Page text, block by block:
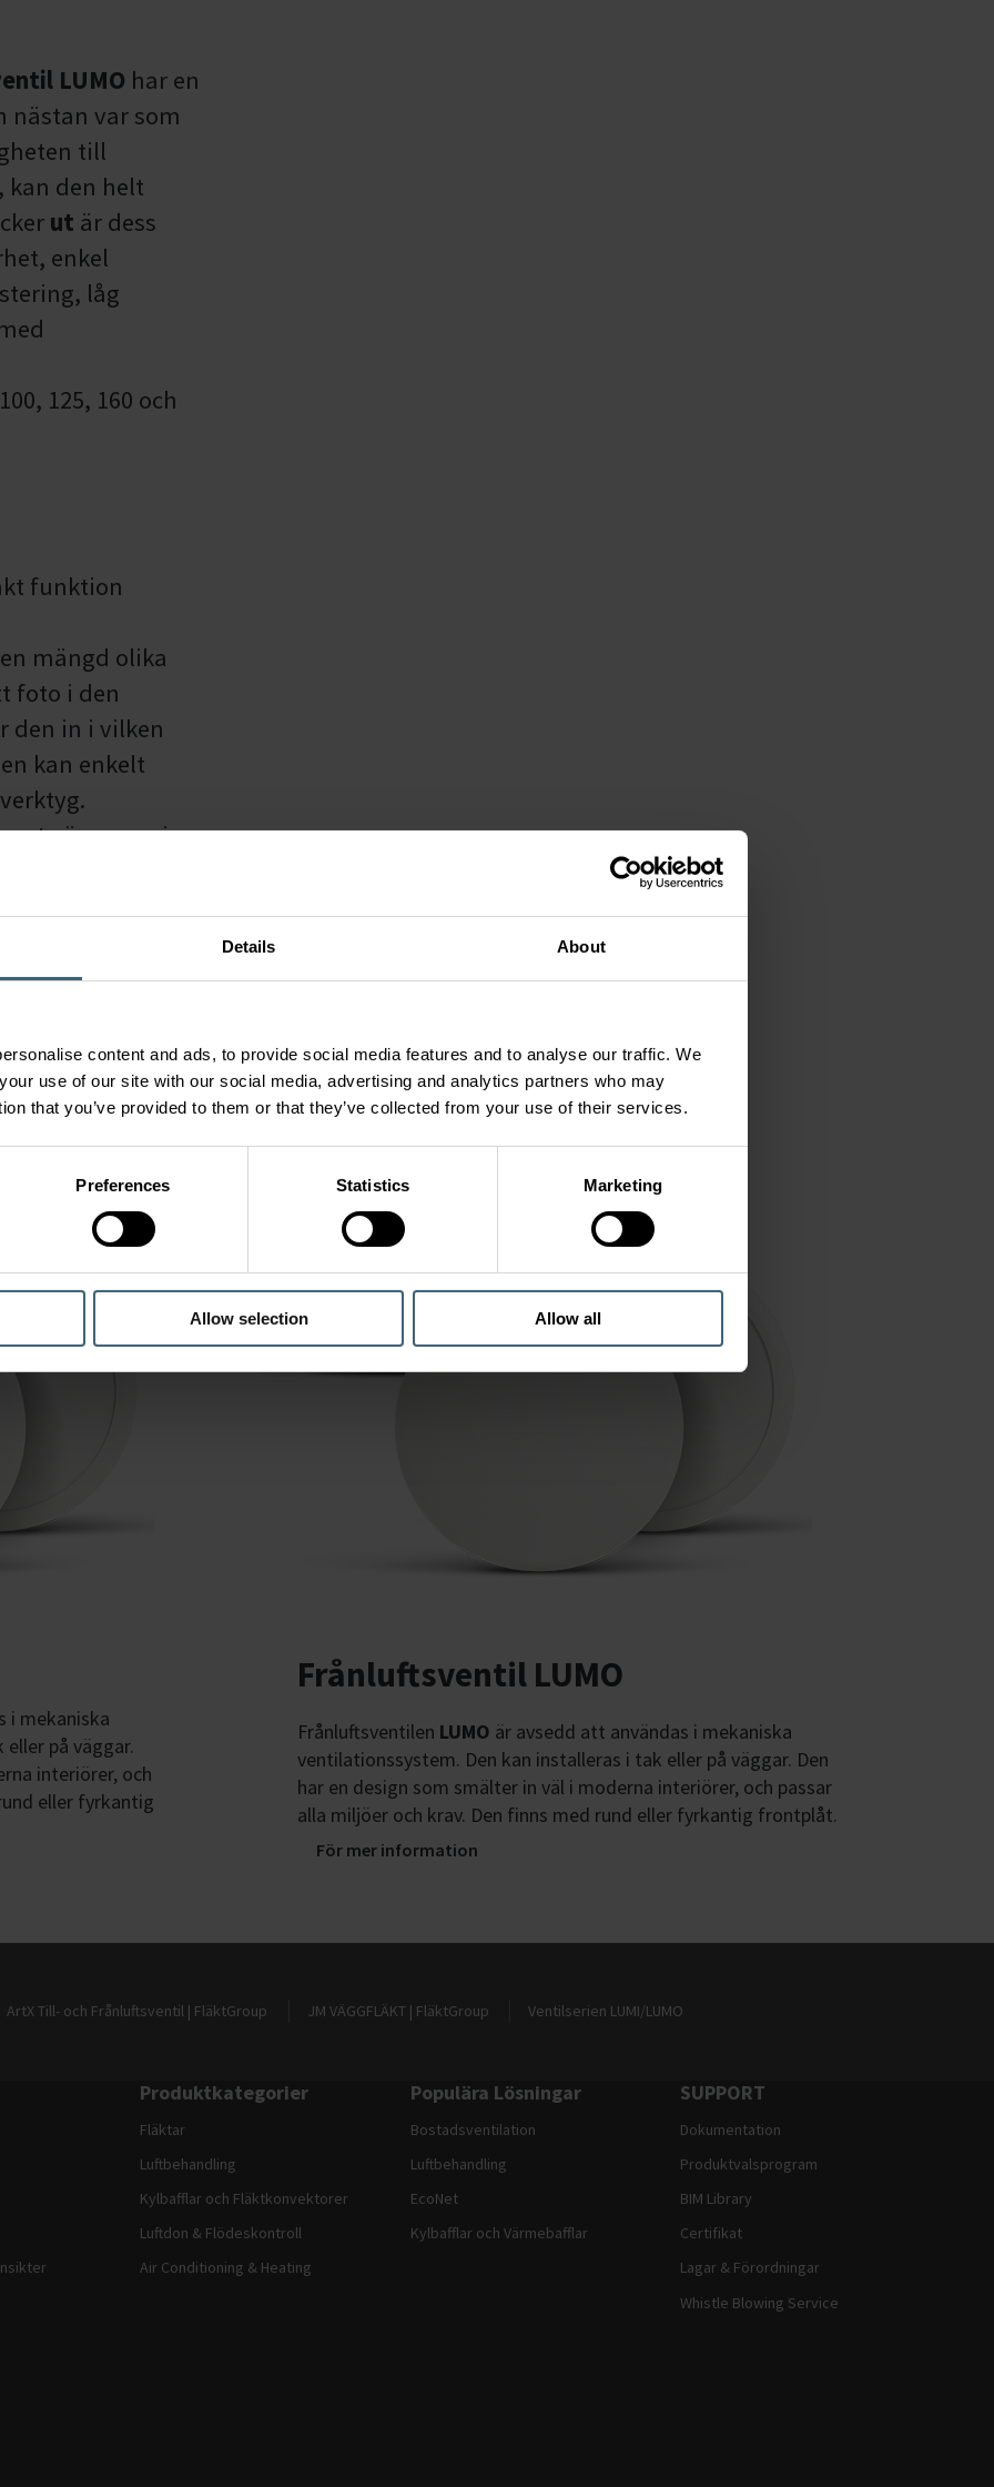
Details About
content and ads, to provide social media features and to analyse our traffic. We
use of our site with our social media, advertising and analytics partners who may
that you’ve provided to them or that they’ve collected from your use of their services.
Preferences Statistics Marketing
Allow selection Allow all
kyla
CFM
LUMO har en
nästan var som
till
kan den helt
ut är dess
enkel
låg
125, 160 och
funktion
mängd olika
foto i den
den in i vilken
kan enkelt
väsen av sig
och
yta är
i mekaniska
på väggar.
interiörer, och
eller fyrkantig
Frånluftsventil LUMO
Frånluftsventilen LUMO är avsedd att användas i mekaniska
ventilationssystem. Den kan installeras i tak eller på väggar. Den
har en design som smälter in väl i moderna interiörer, och passar
alla miljöer och krav. Den finns med rund eller fyrkantig frontplåt.
För mer information
ArtX Till- och Frånluftsventil | FläktGroup JM VÄGGFLÄKT | FläktGroup Ventilserien LUMI/LUMO
Produktkategorier
Fläktar
Luftbehandling
Kylbafflar och Fläktkonvektorer
Luftdon & Flödeskontroll
Air Conditioning & Heating
Populära Lösningar
Bostadsventilation
Luftbehandling
EcoNet
Kylbafflar och Värmebafflar
SUPPORT
Dokumentation
Produktvalsprogram
BIM Library
Certifikat
Lagar & Förordningar
Whistle Blowing Service